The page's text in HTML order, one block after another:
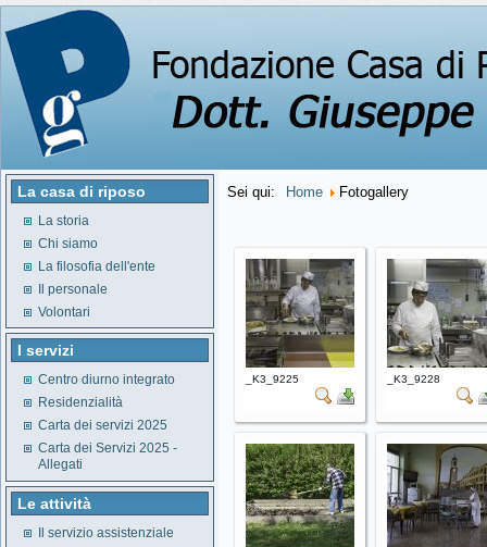
La casa di riposo
La storia
Chi siamo
La filosofia dell'ente
Il personale
Volontari
I servizi
Centro diurno integrato
Residenzialità
Carta dei servizi 2025
Carta dei Servizi 2025 -
Allegati
Le attività
Il servizio assistenziale
Sei qui: Home Fotogallery
_K3_9225 _K3_9228